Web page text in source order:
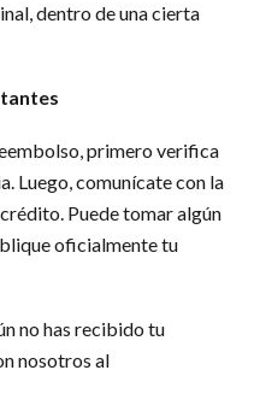
dentro de una cierta
primero verifica
Luego, comunícate con la
Puede tomar algún
oficialmente tu
no has recibido tu
nosotros al